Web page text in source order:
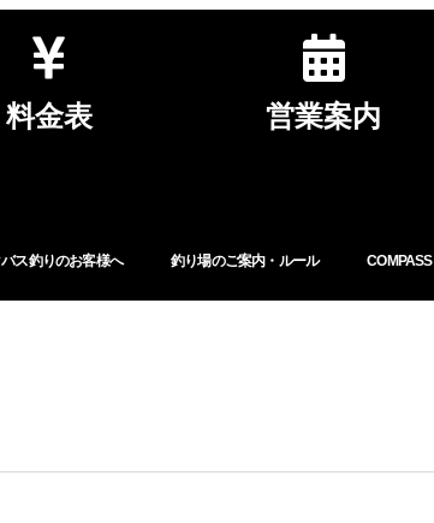
料金表 営業案内
ス釣りのお客様へ 釣り場のご案内・ルール COMPASS